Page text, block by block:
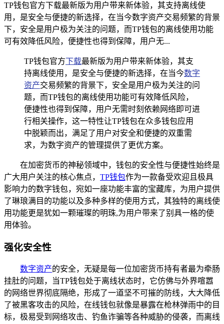
TP钱包官方下载最新版为用户带来新体验，其支持离线使
用，是安全与便捷的新选择，在当今数字资产交易频繁的背景
下，安全是用户极为关注的问题，而TP钱包的离线使用功能
可有效降低风险，便捷性也得到保障，用户无...
TP钱包官方下载最新版为用户带来新体验，其支
持离线使用，是安全与便捷的新选择，在当今数字
资产交易频繁的背景下，安全是用户极为关注的问
题，而TP钱包的离线使用功能可有效降低风险，
便捷性也得到保障，用户无需时刻依赖网络即可进
行相关操作，这一特性让TP钱包在众多钱包应用
中脱颖而出，满足了用户对安全和便捷的双重需
求，为数字资产的管理提供了更优方案。
在加密货币的神秘领域中，钱包的安全性与便捷性始终是
广大用户关注的核心焦点， TP钱包作为一款备受欢迎且极具
影响力的数字钱包，宛如一座功能丰富的宝藏库，为用户提供
了琳琅满目的功能以及多种多样的使用方式，其独特的离线使
用功能更是犹如一颗璀璨的明珠,为用户带来了别具一格的使
用体验。
强化安全性
数字资产的安全，无疑是每一位加密货币持有者最为牵肠
挂肚的问题，当TP钱包处于离线状态时，它仿佛与外界喧嚣
的网络世界彻底隔绝，形成了一道坚不可摧的防线，大大降低
了被黑客攻击的风险，在线钱包就像是暴露在枪林弹雨中的目
标，极易受到网络攻击、钓鱼诈骗等各种威胁的侵袭，而离线